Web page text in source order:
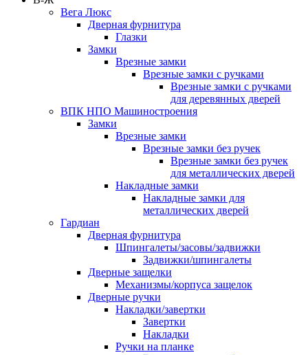
Вега Люкс
Дверная фурнитура
Глазки
Замки
Врезные замки
Врезные замки с ручками
Врезные замки с ручками
для деревянных дверей
ВПК НПО Машиностроения
Замки
Врезные замки
Врезные замки без ручек
Врезные замки без ручек
для металлических дверей
Накладные замки
Накладные замки для
металлических дверей
Гардиан
Дверная фурнитура
Шпингалеты/засовы/задвижки
Задвижки/шпингалеты
Дверные защелки
Механизмы/корпуса защелок
Дверные ручки
Накладки/завертки
Завертки
Накладки
Ручки на планке